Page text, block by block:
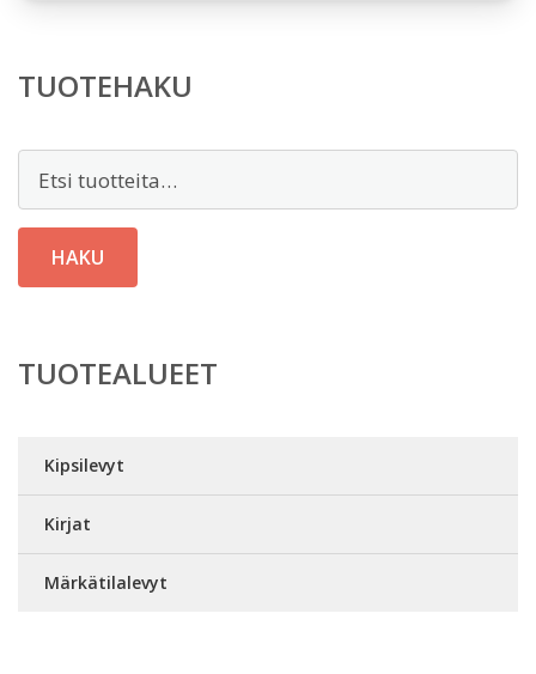
TUOTEHAKU
HAKU
TUOTEALUEET
Kipsilevyt
Kirjat
Märkätilalevyt